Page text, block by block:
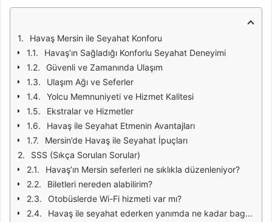
Havaş Mersin ile Seyahat Konforu
Havaş’ın Sağladığı Konforlu Seyahat Deneyimi
Güvenli ve Zamanında Ulaşım
Ulaşım Ağı ve Seferler
Yolcu Memnuniyeti ve Hizmet Kalitesi
Ekstralar ve Hizmetler
Havaş ile Seyahat Etmenin Avantajları
Mersin’de Havaş ile Seyahat İpuçları
SSS (Sıkça Sorulan Sorular)
Havaş’ın Mersin seferleri ne sıklıkla düzenleniyor?
Biletleri nereden alabilirim?
Otobüslerde Wi-Fi hizmeti var mı?
Havaş ile seyahat ederken yanımda ne kadar bagaj getirebilirim?